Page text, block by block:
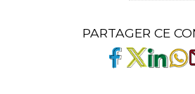
PARTAGER CE